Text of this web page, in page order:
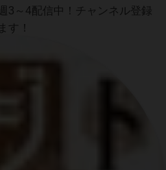
3～4配信中！チャンネル登録
す！